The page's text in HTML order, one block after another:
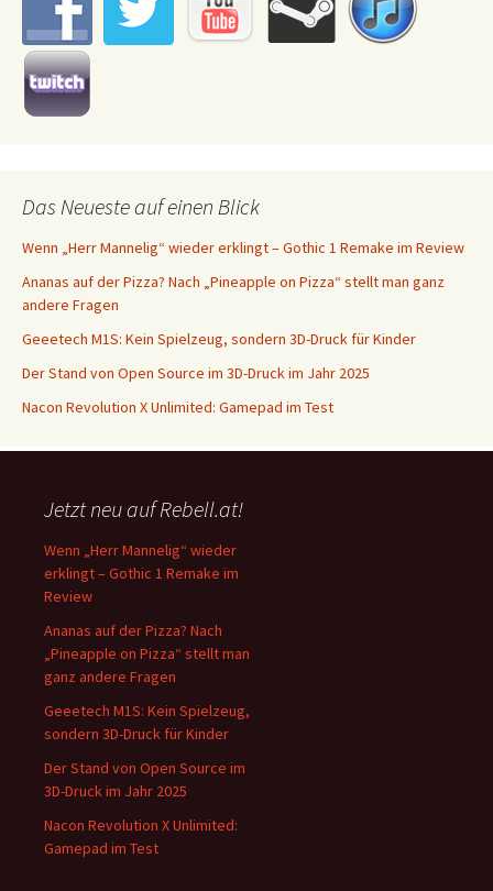
Das Neueste auf einen Blick
Wenn „Herr Mannelig“ wieder erklingt – Gothic 1 Remake im Review
Ananas auf der Pizza? Nach „Pineapple on Pizza“ stellt man ganz
andere Fragen
Geeetech M1S: Kein Spielzeug, sondern 3D-Druck für Kinder
Der Stand von Open Source im 3D-Druck im Jahr 2025
Nacon Revolution X Unlimited: Gamepad im Test
Jetzt neu auf Rebell.at!
Wenn „Herr Mannelig“ wieder
erklingt – Gothic 1 Remake im
Review
Ananas auf der Pizza? Nach
„Pineapple on Pizza“ stellt man
ganz andere Fragen
Geeetech M1S: Kein Spielzeug,
sondern 3D-Druck für Kinder
Der Stand von Open Source im
3D-Druck im Jahr 2025
Nacon Revolution X Unlimited:
Gamepad im Test